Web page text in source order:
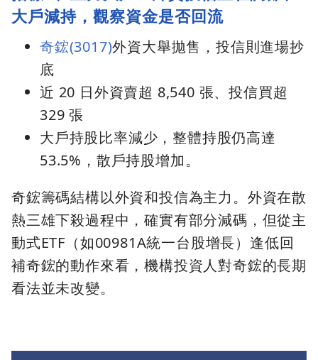
大戶減持，觀察資金是否回流
奇鋐(3017)外資大舉拋售，投信則進場抄
底
近 20 日外資賣超 8,540 張、投信買超
329 張
大戶持股比率減少，整體持股仍高達
53.5%，散戶持股增加。
奇鋐籌碼結構以外資和投信為主力。外資在散
熱三雄下殺過程中，確實有部分減碼，但從主
動式ETF（如00981A統一台股增長）逢低回
補奇鋐的動作來看，機構投資人對奇鋐的長期
看法並未改變。